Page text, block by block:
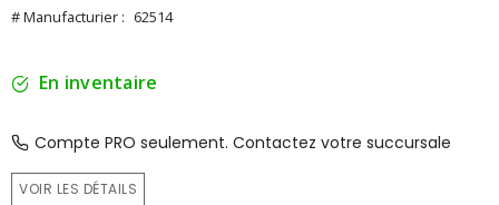
# Manufacturier : 62514
En inventaire
Compte PRO seulement. Contactez votre succursale
VOIR LES DÉTAILS